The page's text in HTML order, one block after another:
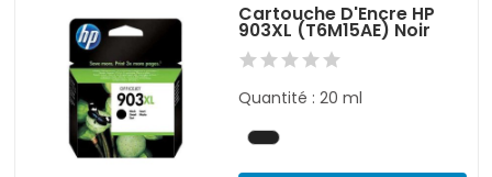
Cartouche D'Encre HP
903XL (T6M15AE) Noir
Quantité : 20 ml